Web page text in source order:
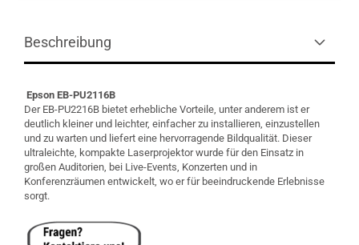
Beschreibung
Epson EB-PU2116B
Der EB-PU2216B bietet erhebliche Vorteile, unter anderem ist er
deutlich kleiner und leichter, einfacher zu installieren, einzustellen
und zu warten und liefert eine hervorragende Bildqualität. Dieser
ultraleichte, kompakte Laserprojektor wurde für den Einsatz in
großen Auditorien, bei Live-Events, Konzerten und in
Konferenzräumen entwickelt, wo er für beeindruckende Erlebnisse
sorgt.